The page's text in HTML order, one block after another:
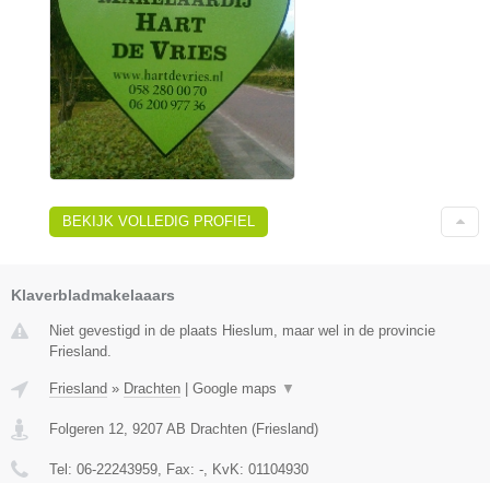
BEKIJK VOLLEDIG PROFIEL
Klaverbladmakelaaars
Niet gevestigd in de plaats Hieslum, maar wel in de provincie
Friesland.
Friesland » Drachten Google maps ▼
Folgeren 12, 9207 AB Drachten (Friesland)
Tel: 06-22243959, Fax: -, KvK: 01104930